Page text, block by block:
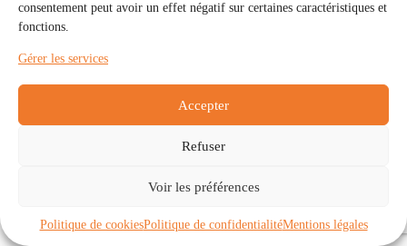
consentement peut avoir un effet négatif sur certaines caractéristiques et
fonctions.
Gérer les services
Accepter
Refuser
Voir les préférences
Politique de cookiesPolitique de confidentialitéMentions légales
Communautés
À propos
Politique de cookies (UE)